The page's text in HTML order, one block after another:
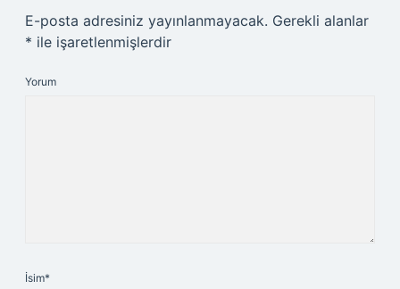
E-posta adresiniz yayınlanmayacak. Gerekli alanlar
* ile işaretlenmişlerdir
Yorum
İsim*